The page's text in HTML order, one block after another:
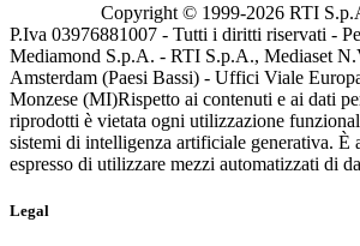
Copyright © 1999-2026 RTI
P.Iva 03976881007 - Tutti i diritti riservati -
Mediamond S.p.A. - RTI S.p.A., Mediaset
Amsterdam (Paesi Bassi) - Uffici Viale
Monzese (MI)Rispetto ai contenuti e ai dati
riprodotti è vietata ogni utilizzazione
sistemi di intelligenza artificiale generativa. È
espresso di utilizzare mezzi automatizzati di
Legal